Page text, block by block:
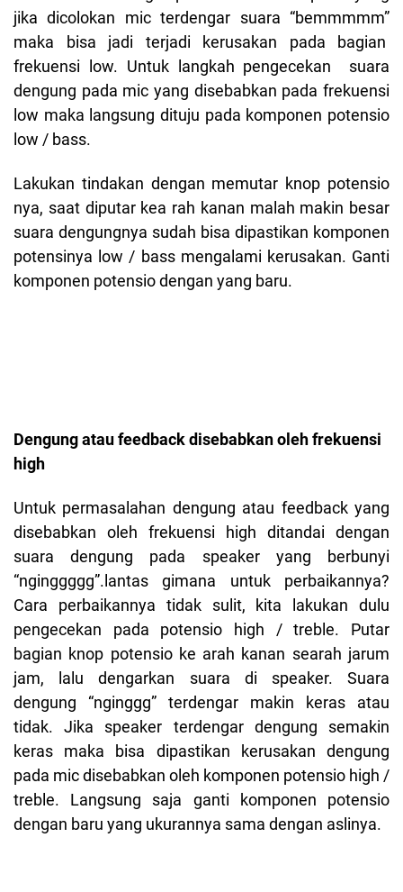
jika dicolokan mic terdengar suara “bemmmmm”
maka bisa jadi terjadi kerusakan pada bagian
frekuensi low. Untuk langkah pengecekan suara
dengung pada mic yang disebabkan pada frekuensi
low maka langsung dituju pada komponen potensio
low / bass.
Lakukan tindakan dengan memutar knop potensio
nya, saat diputar kea rah kanan malah makin besar
suara dengungnya sudah bisa dipastikan komponen
potensinya low / bass mengalami kerusakan. Ganti
komponen potensio dengan yang baru.
Dengung atau feedback disebabkan oleh frekuensi
high
Untuk permasalahan dengung atau feedback yang
disebabkan oleh frekuensi high ditandai dengan
suara dengung pada speaker yang berbunyi
“nginggggg”.lantas gimana untuk perbaikannya?
Cara perbaikannya tidak sulit, kita lakukan dulu
pengecekan pada potensio high / treble. Putar
bagian knop potensio ke arah kanan searah jarum
jam, lalu dengarkan suara di speaker. Suara
dengung “nginggg” terdengar makin keras atau
tidak. Jika speaker terdengar dengung semakin
keras maka bisa dipastikan kerusakan dengung
pada mic disebabkan oleh komponen potensio high /
treble. Langsung saja ganti komponen potensio
dengan baru yang ukurannya sama dengan aslinya.